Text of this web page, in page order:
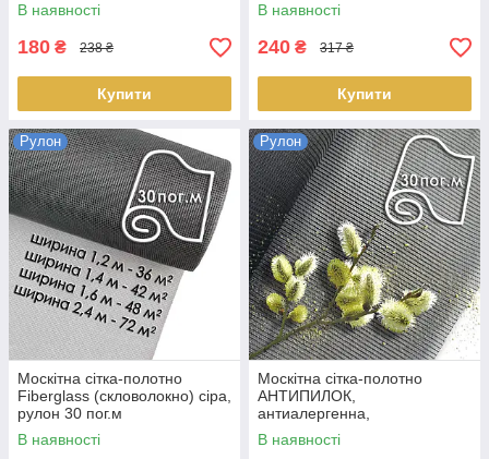
В наявності
180 ₴ 238 ₴
Купити
В наявності
240 ₴ 317 ₴
Купити
Рулон
Москітна сітка-полотно
Fiberglass (скловолокно) сіра,
рулон 30 пог.м
В наявності
Рулон
Москітна сітка-полотно
АНТИПИЛОК,
антиалергенна,
електростатична адсорбція,
сіра, рулон 30 пог.м
В наявності